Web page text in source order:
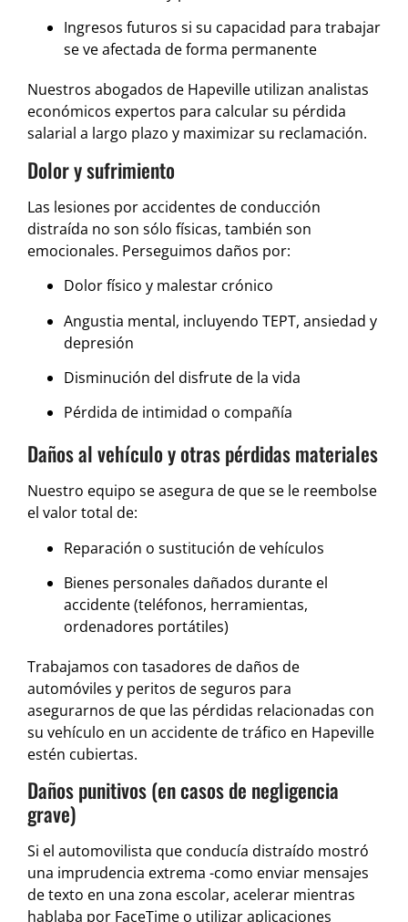
Ingresos futuros si su capacidad para trabajar
se ve afectada de forma permanente
Nuestros abogados de Hapeville utilizan analistas
económicos expertos para calcular su pérdida
salarial a largo plazo y maximizar su reclamación.
Dolor y sufrimiento
Las lesiones por accidentes de conducción
distraída no son sólo físicas, también son
emocionales. Perseguimos daños por:
Dolor físico y malestar crónico
Angustia mental, incluyendo TEPT, ansiedad y
depresión
Disminución del disfrute de la vida
Pérdida de intimidad o compañía
Daños al vehículo y otras pérdidas materiales
Nuestro equipo se asegura de que se le reembolse
el valor total de:
Reparación o sustitución de vehículos
Bienes personales dañados durante el
accidente (teléfonos, herramientas,
ordenadores portátiles)
Trabajamos con tasadores de daños de
automóviles y peritos de seguros para
asegurarnos de que las pérdidas relacionadas con
su vehículo en un accidente de tráfico en Hapeville
estén cubiertas.
Daños punitivos (en casos de negligencia
grave)
Si el automovilista que conducía distraído mostró
una imprudencia extrema -como enviar mensajes
de texto en una zona escolar, acelerar mientras
hablaba por FaceTime o utilizar aplicaciones